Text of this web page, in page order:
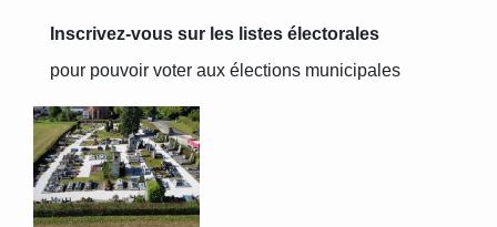
Inscrivez-vous sur les listes électorales
pour pouvoir voter aux élections municipales